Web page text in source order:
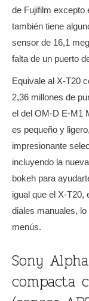
de Fujifilm excepto
también tiene
sensor de 16,1
falta de un puerto
Equivale al X-T20
2,36 millones de
el del OM-D E-M1
es pequeño y
impresionante
incluyendo la
bokeh para
igual que el X-
diales manuales,
menús.
Sony
compacta